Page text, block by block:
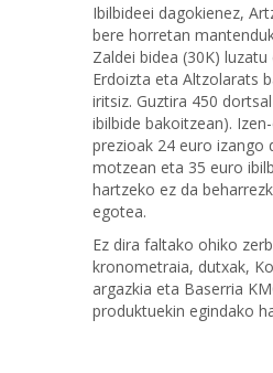
Ibilbideei dagokienez,
bere horretan
Zaldei bidea (30K)
Erdoizta eta Altzolarats
iritsiz. Guztira 450
ibilbide bakoitzean).
prezioak 24 euro izango
motzean eta 35 euro
hartzeko ez da
egotea.
Ez dira faltako ohiko
kronometraia, dutxak,
argazkia eta Baserria
produktuekin egindako